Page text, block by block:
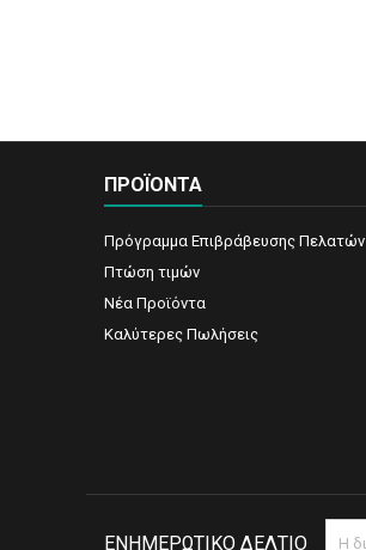
ΠΡΟΪΟΝΤΑ
Πρόγραμμα Επιβράβευσης Πελατών
Πτώση τιμών
Νέα Προϊόντα
Καλύτερες Πωλήσεις
ΕΝΗΜΕΡΩΤΙΚΌ ΔΕΛΤΊΟ